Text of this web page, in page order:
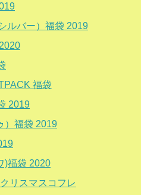
ルバー）福袋 2019
福袋
2019
）福袋 2019
)福袋 2020
リスマスコフレ